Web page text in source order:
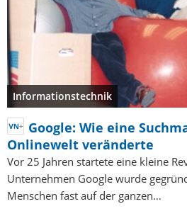
Informationstechnik
Google: Wie eine
Onlinewelt veränderte
Vor 25 Jahren startete eine kleine
Unternehmen Google wurde
Menschen fast auf der ganzen…